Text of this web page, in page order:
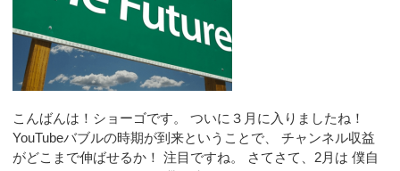
こんばんは！ショーゴです。 ついに３月に入りましたね！
YouTubeバブルの時期が到来ということで、 チャンネル収益
がどこまで伸ばせるか！ 注目ですね。 さてさて、2月は 僕自